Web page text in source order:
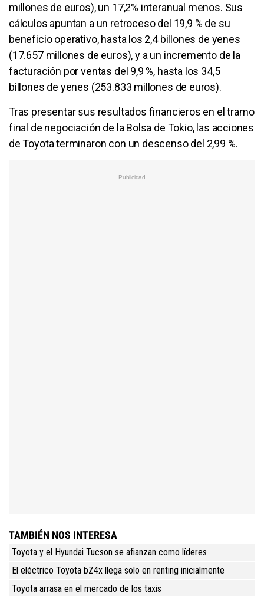
millones de euros), un 17,2% interanual menos. Sus
cálculos apuntan a un retroceso del 19,9 % de su
beneficio operativo, hasta los 2,4 billones de yenes
(17.657 millones de euros), y a un incremento de la
facturación por ventas del 9,9 %, hasta los 34,5
billones de yenes (253.833 millones de euros).
Tras presentar sus resultados financieros en el tramo
final de negociación de la Bolsa de Tokio, las acciones
de Toyota terminaron con un descenso del 2,99 %.
TAMBIÉN NOS INTERESA
Toyota y el Hyundai Tucson se afianzan como líderes
El eléctrico Toyota bZ4x llega solo en renting inicialmente
Toyota arrasa en el mercado de los taxis